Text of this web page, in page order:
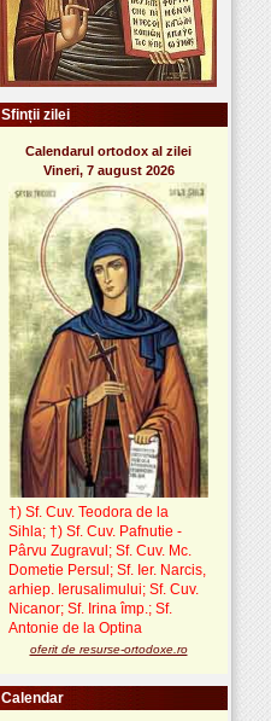
Sfinții zilei
Calendarul ortodox al zilei
Vineri, 7 august 2026
†) Sf. Cuv. Teodora de la
Sihla; †) Sf. Cuv. Pafnutie -
Pârvu Zugravul ; Sf. Cuv. Mc.
Dometie Persul; Sf. Ier. Narcis,
arhiep. Ierusalimului; Sf. Cuv.
Nicanor; Sf. Irina împ.; Sf.
Antonie de la Optina
oferit de resurse-ortodoxe.ro
Calendar